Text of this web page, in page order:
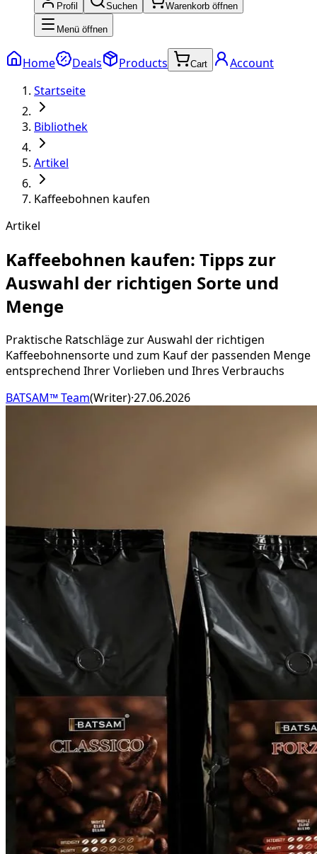
Profil Suchen Warenkorb öffnen
Menü öffnen
Home Deals Products Cart
Account
Startseite
Bibliothek
Artikel
Kaffeebohnen kaufen
Artikel
Kaffeebohnen kaufen: Tipps zur
Auswahl der richtigen Sorte und
Menge
Praktische Ratschläge zur Auswahl der richtigen
Kaffeebohnensorte und zum Kauf der passenden Menge
entsprechend Ihrer Vorlieben und Ihres Verbrauchs
BATSAM™ Team(Writer)·27.06.2026